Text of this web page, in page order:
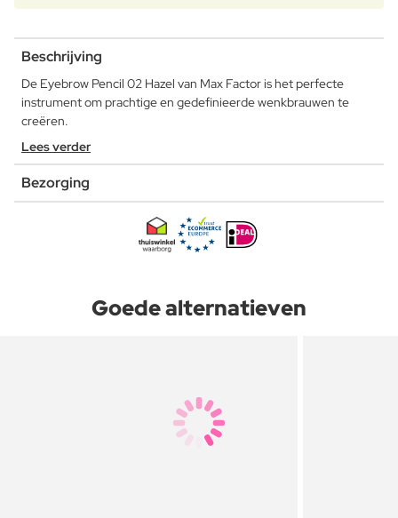
Beschrijving
De Eyebrow Pencil 02 Hazel van Max Factor is het perfecte
instrument om prachtige en gedefinieerde wenkbrauwen te
creëren.
Lees verder
Bezorging
Goede alternatieven